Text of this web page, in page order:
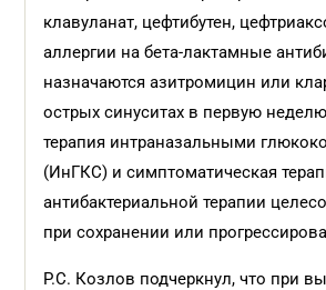
клавуланат, цефтибутен,
аллергии на бета-лактамные
назначаются азитромицин или
острых синуситах в первую
терапия интраназальными
(ИнГКС) и симптоматическая
антибактериальной терапии
при сохранении или
Р.С. Козлов подчеркнул, что при